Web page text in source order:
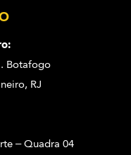
. Botafogo
RJ
– Quadra 04